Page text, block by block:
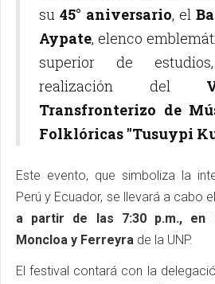
su 45° aniversario, el
Aypate, elenco
superior de
realización del
Transfronterizo de
Folklóricas "Tusuypi
Este evento, que simboliza la
Perú y Ecuador, se llevará a cabo el
a partir de las 7:30 p.m., en
Moncloa y Ferreyra de la UNP.
El festival contará con la